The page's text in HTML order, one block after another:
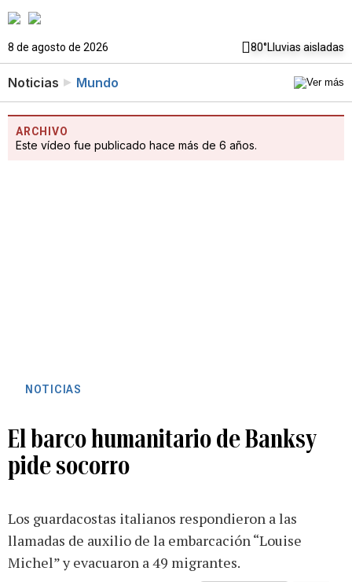
8 de agosto de 2026 80°Lluvias aisladas
Noticias Mundo
ARCHIVO
Este vídeo fue publicado hace más de 6 años.
NOTICIAS
El barco humanitario de Banksy
pide socorro
Los guardacostas italianos respondieron a las
llamadas de auxilio de la embarcación “Louise
Michel” y evacuaron a 49 migrantes.